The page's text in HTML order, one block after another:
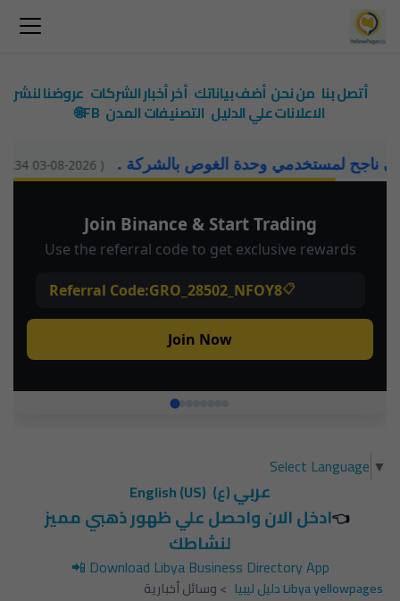
أتصل بنا من نحن أضف بياناتك أخر أخبار الشركات عروضنا لنشر
الاعلانات علي الدليل التصنيفاتالمدن FB🌐
Select Language ▼
عربي(ع) English (US)
👈ادخل الان واحصل علي ظهور ذهبي مميز
لنشاطك
📲 Download Libya Business Directory App
Libya yellowpages دليل ليبيا >وسائل أخبارية